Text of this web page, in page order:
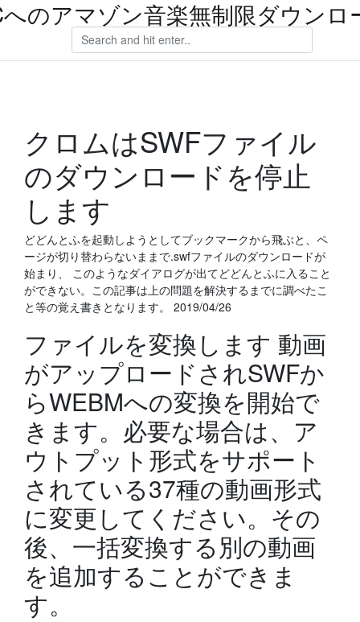
のアマゾン音楽無制限ダウンロ
クロムはSWFファイル
のダウンロードを停止
します
どどんとふを起動しようとしてブックマークから飛ぶと、ペ
ージが切り替わらないままで.swfファイルのダウンロードが
始まり、 このようなダイアログが出てどどんとふに入ること
ができない。この記事は上の問題を解決するまでに調べたこ
と等の覚え書きとなります。 2019/04/26
ファイルを変換します 動画
がアップロードされSWFか
らWEBMへの変換を開始で
きます。必要な場合は、ア
ウトプット形式をサポート
されている37種の動画形式
に変更してください。その
後、一括変換する別の動画
を追加することができま
す。